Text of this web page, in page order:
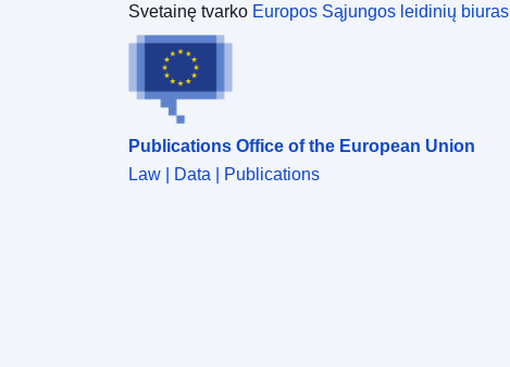
Svetainę tvarko Europos Sąjungos leidinių biuras
Publications Office of the European Union
Law | Data | Publications